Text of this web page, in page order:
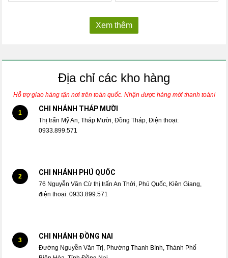
Xem thêm
Địa chỉ các kho hàng
Hỗ trợ giao hàng tận nơi trên toàn quốc. Nhận được hàng mới thanh toán!
1 CHI NHÁNH THÁP MƯỜI
Thị trấn Mỹ An, Tháp Mười, Đồng Tháp, Điện thoại:
0933.899.571
2 CHI NHÁNH PHÚ QUỐC
76 Nguyễn Văn Cừ thị trấn An Thới, Phú Quốc, Kiên Giang,
điện thoại: 0933.899.571
3 CHI NHÁNH ĐỒNG NAI
Đường Nguyễn Văn Trị, Phường Thanh Bình, Thành Phố